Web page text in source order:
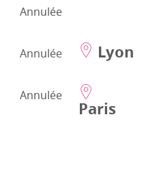
Annulée
Annulée Lyon
Annulée
Paris